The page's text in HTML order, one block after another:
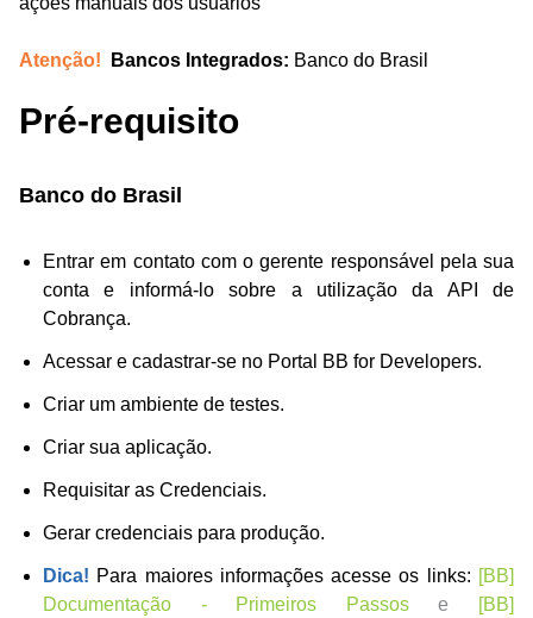
Atenção! Bancos Integrados: Banco do Brasil
Pré-requisito
Banco do Brasil
Entrar em contato com o gerente responsável pela sua
conta e informá-lo sobre a utilização da API de
Cobrança.
Acessar e cadastrar-se no Portal BB for Developers.
Criar um ambiente de testes.
Criar sua aplicação.
Requisitar as Credenciais.
Gerar credenciais para produção.
Dica! Para maiores informações acesse os links: [BB]
Documentação - Primeiros Passose
[BB]